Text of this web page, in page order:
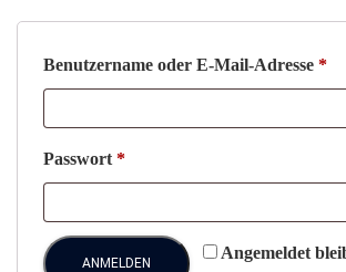
Benutzername oder E-Mail-Adresse *
Passwort *
Angemeldet
ANMELDEN